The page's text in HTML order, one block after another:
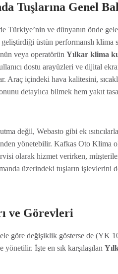
Tuşlarına Genel
Türkiye’nin ve dünyanın önde
üstün performanslı klima
veya operatörün Yılkar klima
dostu arayüzleri ve dijital
Araç içindeki hava kalitesini,
detaylıca bilmek hem yakıt
değil, Webasto gibi ek
yönetebilir. Kafkas Oto Klima
olarak hizmet verirken,
üzerindeki tuşların işlevlerini
ve Görevleri
göre değişiklik gösterse de (YK
İşte en sık karşılaşılan